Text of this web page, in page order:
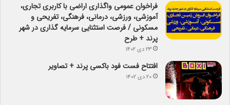
فراخوان عمومی واگذاری اراضی با کاربری تجاری،
آموزشی، ورزشی، درمانی، فرهنگی، تفریحی و
مسکونی / فرصت استثنایی سرمایه گذاری در شهر
پرند + طرح
۲۳ دی ۱۴۰۲
افتتاح فست فود باکسی پرند + تصاویر
۲۰ دی ۱۴۰۲